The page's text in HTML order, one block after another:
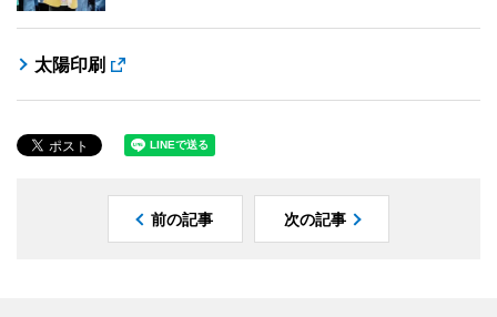
太陽印刷
前の記事 次の記事